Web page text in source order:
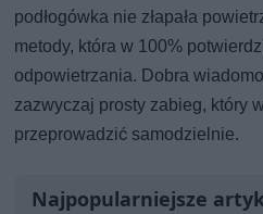
podłogówka nie złapała
metody, która w 100%
odpowietrzania. Dobra
zazwyczaj prosty zabieg, który
przeprowadzić samodzielnie.
Najpopularniejsze